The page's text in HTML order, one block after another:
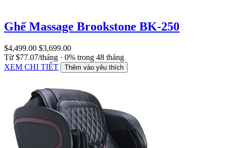
Ghế Massage Brookstone BK-250
$4,499.00 $3,699.00
Từ $77.07/tháng · 0% trong 48 tháng
XEM CHI TIẾT
Thêm vào yêu thích